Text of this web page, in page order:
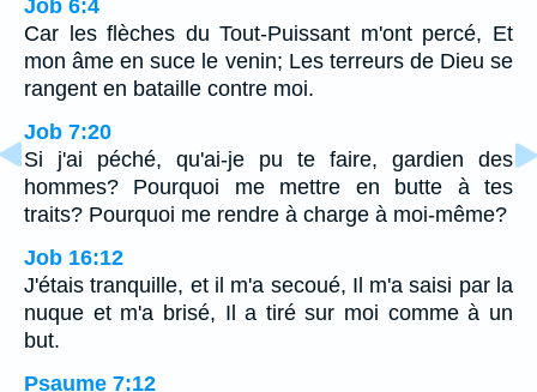
Job 6:4
Car les flèches du Tout-Puissant m'ont percé, Et
mon âme en suce le venin; Les terreurs de Dieu se
rangent en bataille contre moi.
Job 7:20
Si j'ai péché, qu'ai-je pu te faire, gardien des
hommes? Pourquoi me mettre en butte à tes
traits? Pourquoi me rendre à charge à moi-même?
Job 16:12
J'étais tranquille, et il m'a secoué, Il m'a saisi par la
nuque et m'a brisé, Il a tiré sur moi comme à un
but.
Psaume 7:12